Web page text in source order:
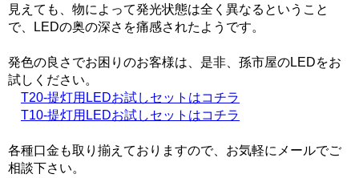
見えても、物によって発光状態は全く異なるということ
で、LEDの奥の深さを痛感されたようです。
発色の良さでお困りのお客様は、是非、孫市屋のLEDをお
試しください。
T20-提灯用LEDお試しセットはコチラ
T10-提灯用LEDお試しセットはコチラ
各種口金も取り揃えておりますので、お気軽にメールでご
相談下さい。